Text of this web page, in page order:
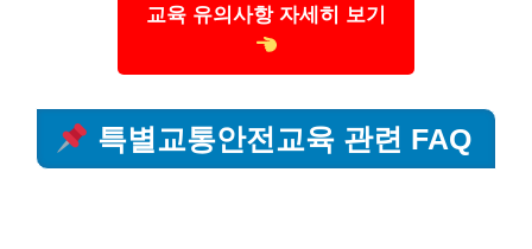
교육 유의사항 자세히 보기
특별교통안전교육 관련 FAQ